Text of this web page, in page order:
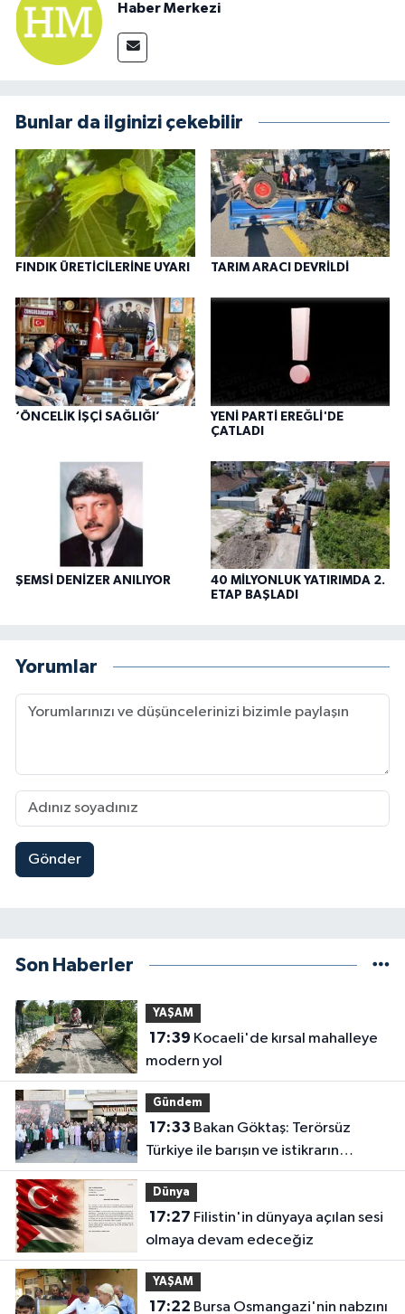
Haber Merkezi
Bunlar da ilginizi çekebilir
FINDIK ÜRETİCİLERİNE UYARI TARIM ARACI DEVRİLDİ
‘ÖNCELİK İŞÇİ SAĞLIĞI’
YENİ PARTİ EREĞLİ'DE
ÇATLADI
ŞEMSİ DENİZER ANILIYOR
40 MİLYONLUK YATIRIMDA 2.
ETAP BAŞLADI
Yorumlar
Gönder
Son Haberler
YAŞAM
17:39
modern yol
Gündem
17:33
Türkiye ile barışın ve istikrarın
güçlendiği gelecek hedefliyoruz
Dünya
17:27
olmaya devam edeceğiz
YAŞAM
17:22